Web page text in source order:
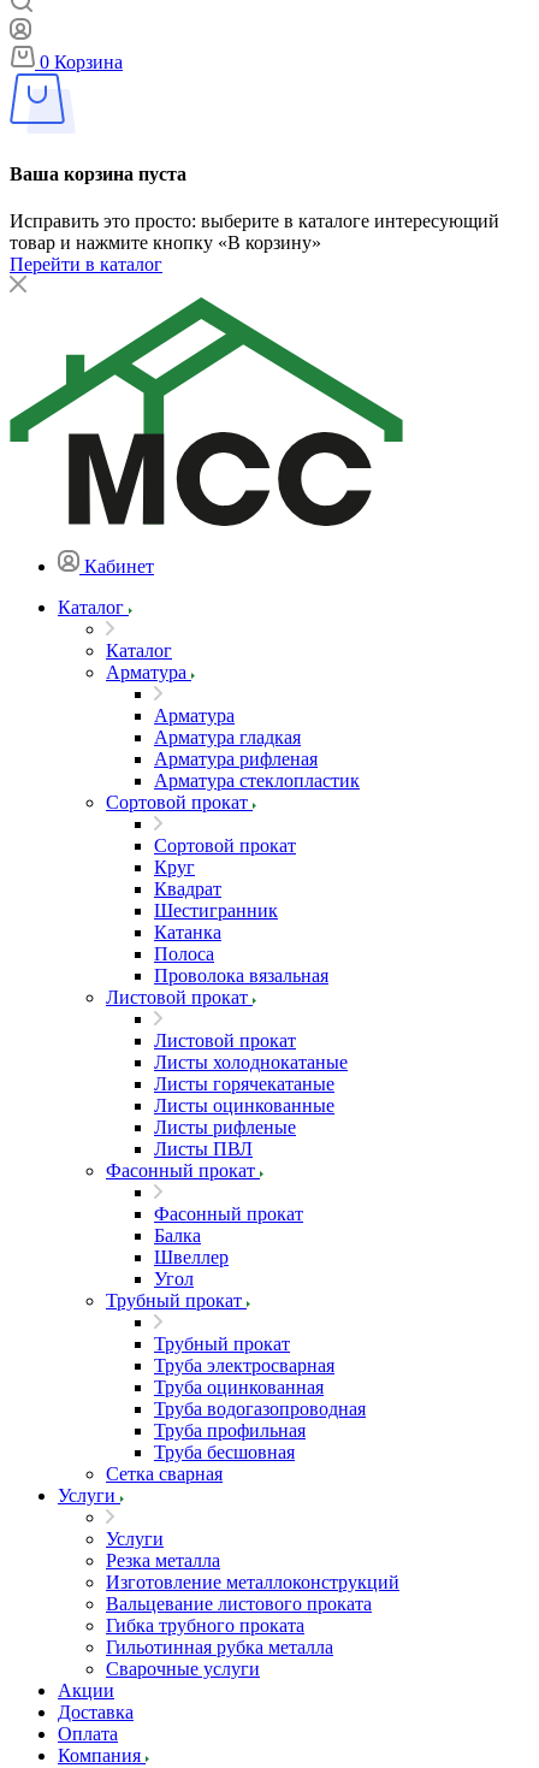
0 Корзина
Ваша корзина пуста
Исправить это просто: выберите в каталоге интересующий
товар и нажмите кнопку «В корзину»
Перейти в каталог
Кабинет
Каталог
Каталог
Арматура
Арматура
Арматура гладкая
Арматура рифленая
Арматура стеклопластик
Сортовой прокат
Сортовой прокат
Круг
Квадрат
Шестигранник
Катанка
Полоса
Проволока вязальная
Листовой прокат
Листовой прокат
Листы холоднокатаные
Листы горячекатаные
Листы оцинкованные
Листы рифленые
Листы ПВЛ
Фасонный прокат
Фасонный прокат
Балка
Швеллер
Угол
Трубный прокат
Трубный прокат
Труба электросварная
Труба оцинкованная
Труба водогазопроводная
Труба профильная
Труба бесшовная
Сетка сварная
Услуги
Услуги
Резка металла
Изготовление металлоконструкций
Вальцевание листового проката
Гибка трубного проката
Гильотинная рубка металла
Сварочные услуги
Акции
Доставка
Оплата
Компания